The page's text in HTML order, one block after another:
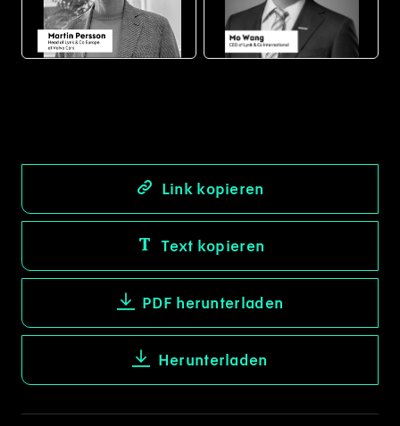
PNG PNG
Link kopieren
Text kopieren
PDF herunterladen
Herunterladen